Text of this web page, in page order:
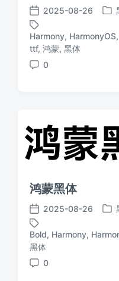
发
布
日
期
2025-08-26
发
于
标
签
Harmony, HarmonyOS,
ttf, 鸿蒙, 黑体
评
0
鸿蒙黑体
发
布
日
期
2025-08-26
发
于
标
签
Bold, Harmony,
黑体
评
0